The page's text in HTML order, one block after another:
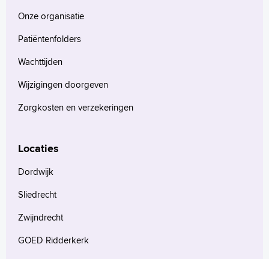
Onze organisatie
Patiëntenfolders
Wachttijden
Wijzigingen doorgeven
Zorgkosten en verzekeringen
Locaties
Dordwijk
Sliedrecht
Zwijndrecht
GOED Ridderkerk